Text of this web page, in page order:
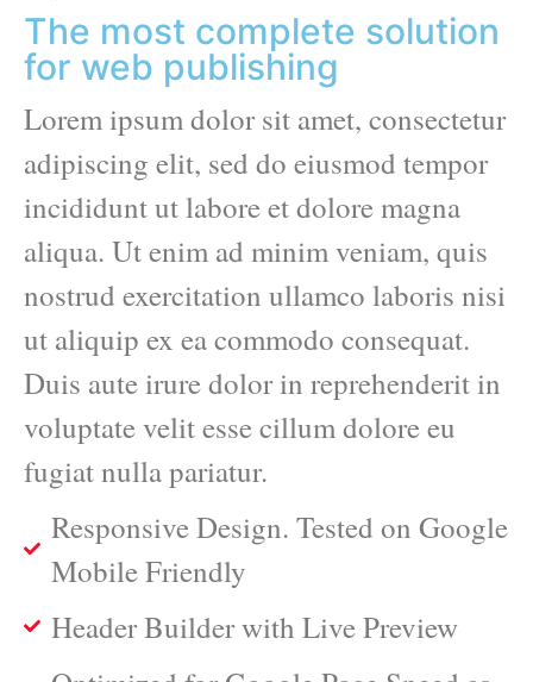
The most complete solution
for web publishing
Lorem ipsum dolor sit amet, consectetur
adipiscing elit, sed do eiusmod tempor
incididunt ut labore et dolore magna
aliqua. Ut enim ad minim veniam, quis
nostrud exercitation ullamco laboris nisi
ut aliquip ex ea commodo consequat.
Duis aute irure dolor in reprehenderit in
voluptate velit esse cillum dolore eu
fugiat nulla pariatur.
Responsive Design. Tested on Google
Mobile Friendly
Header Builder with Live Preview